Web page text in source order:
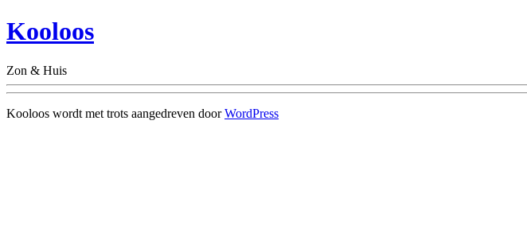
Kooloos
Zon & Huis
Kooloos wordt met trots aangedreven doorWordPress